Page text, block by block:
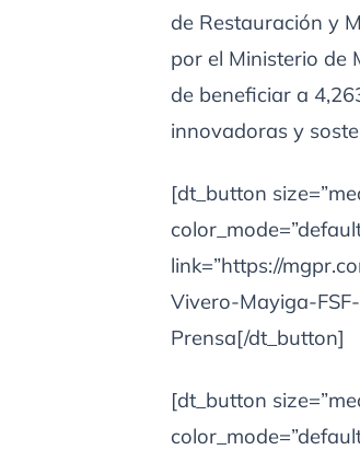
de Restauración y
por el Ministerio de
de beneficiar a
innovadoras y
[dt_button
link=”https://
Vivero-Mayiga-
Prensa[/dt_button]
[dt_button